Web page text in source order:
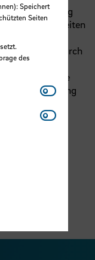
in Bezug
Tätigkeiten
von
durch
wird. Das
ist alltägliche
Erfassung
würde die
für die
Speichert
Seiten
des
Matomo
Youtube